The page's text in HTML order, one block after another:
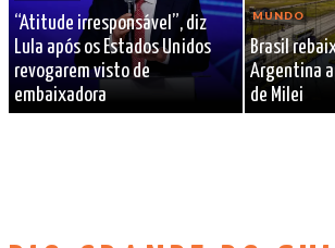
“Atitude irresponsável”, diz
Lula após os Estados Unidos
revogarem visto de
embaixadora
MUNDO
Brasil
Argentina
de Milei